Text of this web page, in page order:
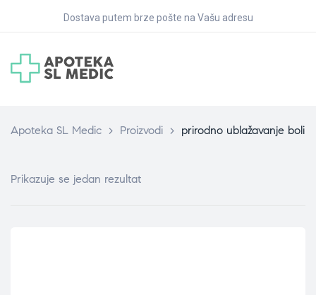
Dostava putem brze pošte na Vašu adresu
Apoteka SL Medic > Proizvodi > prirodno ublažavanje boli
Prikazuje se jedan rezultat